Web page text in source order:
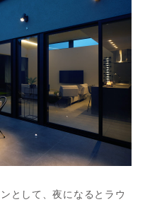
として、夜になるとラウ